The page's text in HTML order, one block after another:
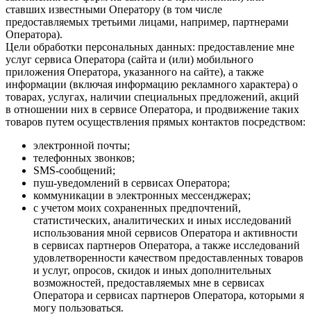
ставших известными Оператору (в том числе
предоставляемых третьими лицами, например, партнерами
Оператора).
Цели обработки персональных данных: предоставление мне
услуг сервиса Оператора (сайта и (или) мобильного
приложения Оператора, указанного на сайте), а также
информации (включая информацию рекламного характера) о
товарах, услугах, наличии специальных предложений, акций
в отношении них в сервисе Оператора, и продвижение таких
товаров путем осуществления прямых контактов посредством:
электронной почты;
телефонных звонков;
SMS-сообщений;
пуш-уведомлений в сервисах Оператора;
коммуникации в электронных мессенджерах;
с учетом моих сохраненных предпочтений,
статистических, аналитических и иных исследований
использования мной сервисов Оператора и активности
в сервисах партнеров Оператора, а также исследований
удовлетворенности качеством предоставленных товаров
и услуг, опросов, скидок и иных дополнительных
возможностей, предоставляемых мне в сервисах
Оператора и сервисах партнеров Оператора, которыми я
могу пользоваться.